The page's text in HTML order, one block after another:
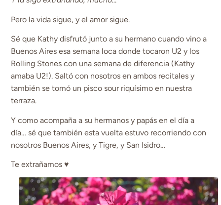
Pero la vida sigue, y el amor sigue.
Sé que Kathy disfrutó junto a su hermano cuando vino a
Buenos Aires esa semana loca donde tocaron U2 y los
Rolling Stones con una semana de diferencia (Kathy
amaba U2!). Saltó con nosotros en ambos recitales y
también se tomó un pisco sour riquísimo en nuestra
terraza.
Y como acompaña a su hermanos y papás en el día a
día… sé que también esta vuelta estuvo recorriendo con
nosotros Buenos Aires, y Tigre, y San Isidro…
Te extrañamos ♥